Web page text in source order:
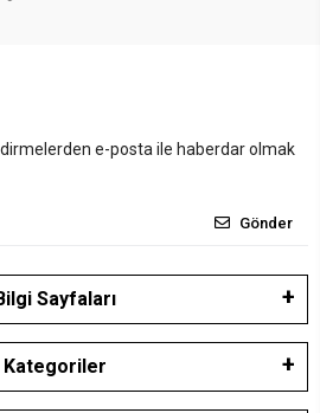
e-posta ile haberdar olmak
Gönder
Sayfaları
Kategoriler